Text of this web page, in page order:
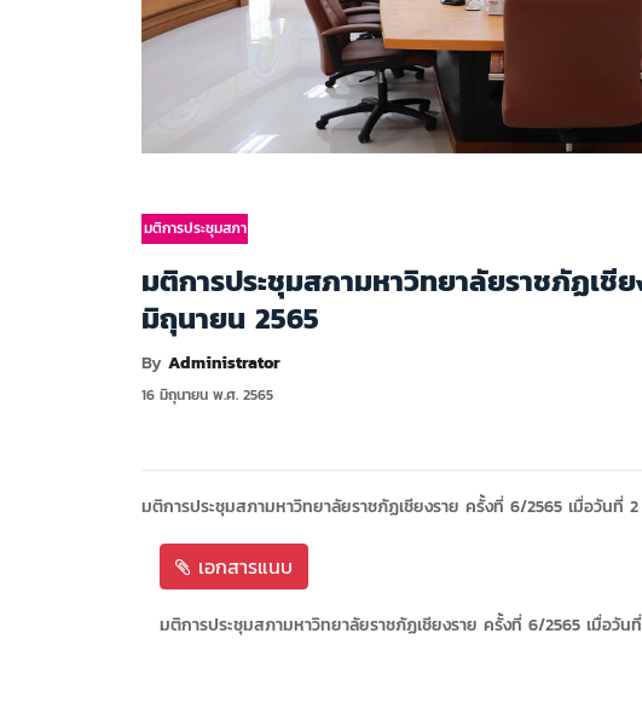
มติการประชุมสภา
มติการประชุมสภามหาวิทยาลัยราชภัฏเชี
มิถุนายน 2565
By Administrator
16 มิถุนายน พ.ศ. 2565
มติการประชุมสภามหาวิทยาลัยราชภัฏเชียงราย ครั้งที่ 6/2565 เมื่อวันที่
เอกสารแนบ
มติการประชุมสภามหาวิทยาลัยราชภัฏเชียงราย ครั้งที่ 6/2565 เมื่อวั